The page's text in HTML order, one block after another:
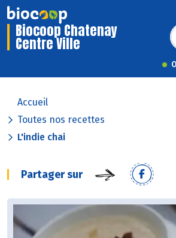
Biocoop Chatenay
Centre Ville
Accueil
Toutes nos recettes
L'indie chai
Partager sur